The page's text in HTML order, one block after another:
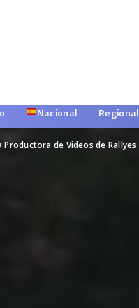
Nacional Regional
Productora de Videos de Rallyes